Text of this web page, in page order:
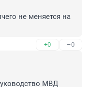
не меняется на
+0 –0
МВД